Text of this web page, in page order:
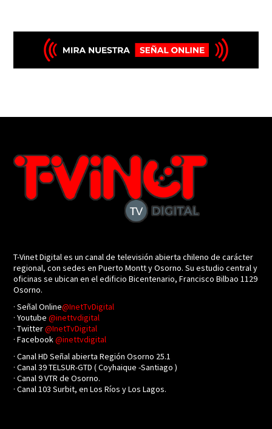
T-Vinet Digital es un canal de televisión abierta chileno de carácter
regional, con sedes en Puerto Montt y Osorno. Su estudio central y
oficinas se ubican en el edificio Bicentenario, Francisco Bilbao 1129
Osorno.
· Señal Online@InetTvDigital
· Youtube@inettvdigital
· Twitter@InetTvDigital
· Facebook@inettvdigital
· Canal HD Señal abierta Región Osorno 25.1
· Canal 39 TELSUR-GTD ( Coyhaique -Santiago )
· Canal 9 VTR de Osorno.
· Canal 103 Surbit, en Los Ríos y Los Lagos.